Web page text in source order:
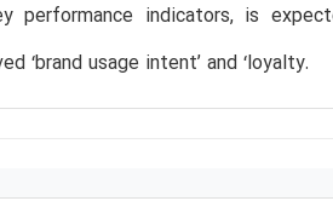
indicators, is
‘brand usage intent’ and ‘loyalty.